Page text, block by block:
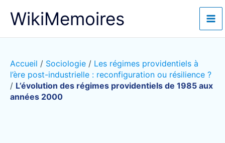
WikiMemoires
Accueil / Sociologie / Les régimes providentiels à
l’ère post-industrielle : reconfiguration ou résilience ?
/ L’évolution des régimes providentiels de 1985 aux
années 2000